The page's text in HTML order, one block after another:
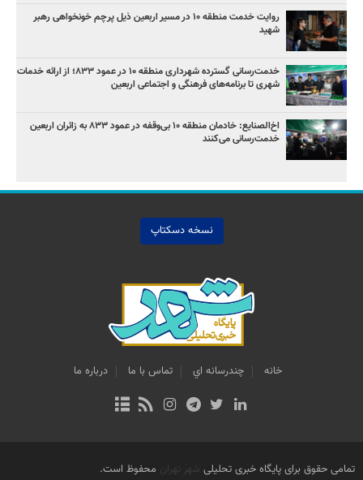
روایت خدمت منطقه ۱۰ در مسیر اربعین ذیل پرچم خونخواهی رهبر
شهید
خدمت‌رسانی گسترده شهرداری منطقه ۱۰ در عمود ۸۳۳؛ از ارائه خدمات
شهری تا برنامه‌های فرهنگی و اجتماعی اربعین
اخ‌الصنایع: خادمان منطقه ۱۰ بی‌وقفه در عمود ۸۳۳ به زائران اربعین
خدمت‌رسانی می‌کنند
نسخه دسکتاپ
خانه چندرسانه اي تماس با ما درباره ما
تمامی حقوق برای پایگاه خبری تحلیلی شهر تهران محفوظ است.